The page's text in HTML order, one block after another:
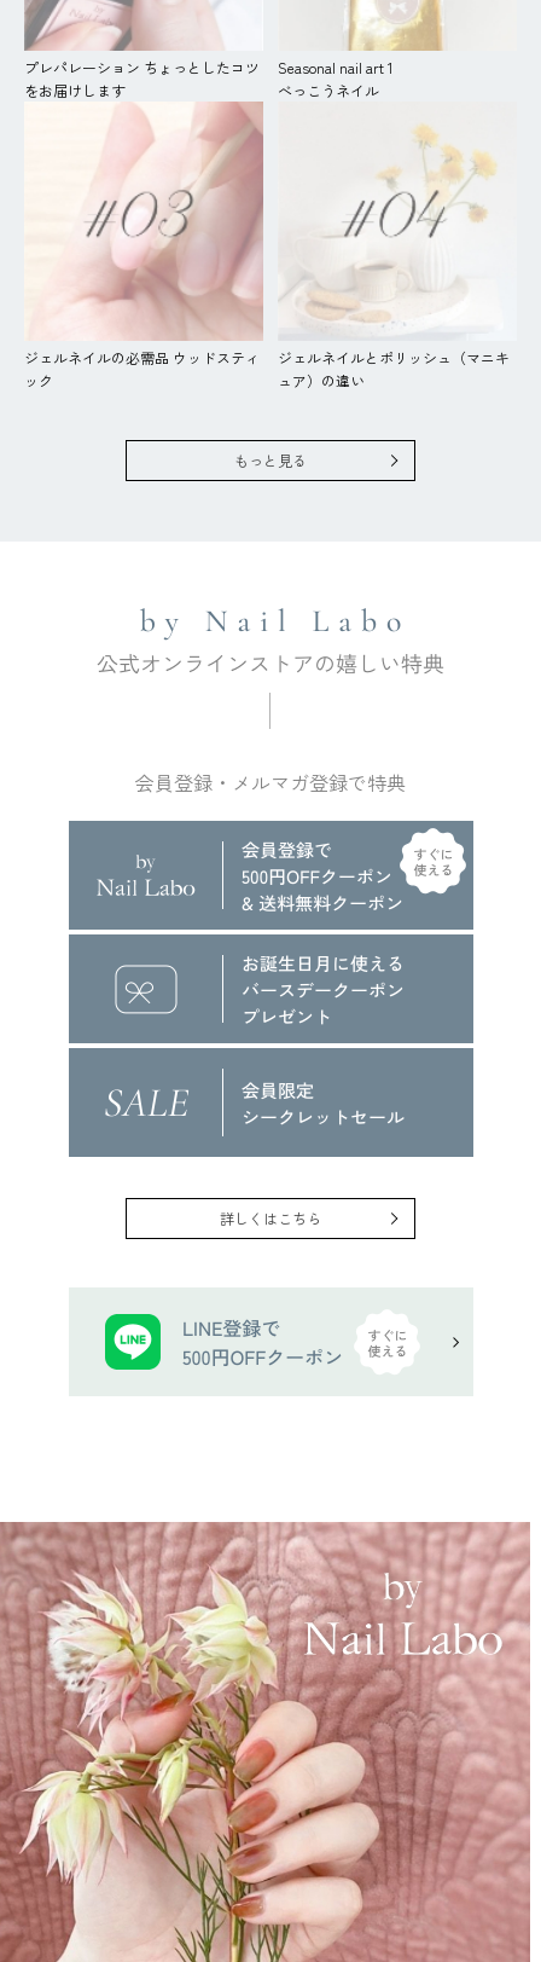
プレパレーション ちょっとしたコツ
をお届けします
Seasonal nail art 1
べっこうネイル
ジェルネイルの必需品 ウッドスティ
ック
ジェルネイルとポリッシュ（マニキ
ュア）の違い
もっと見る
会員登録・メルマガ登録で特典
詳しくはこちら